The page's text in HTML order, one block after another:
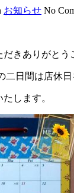
お知らせ No
きありがとう
二日間は店休日
します。